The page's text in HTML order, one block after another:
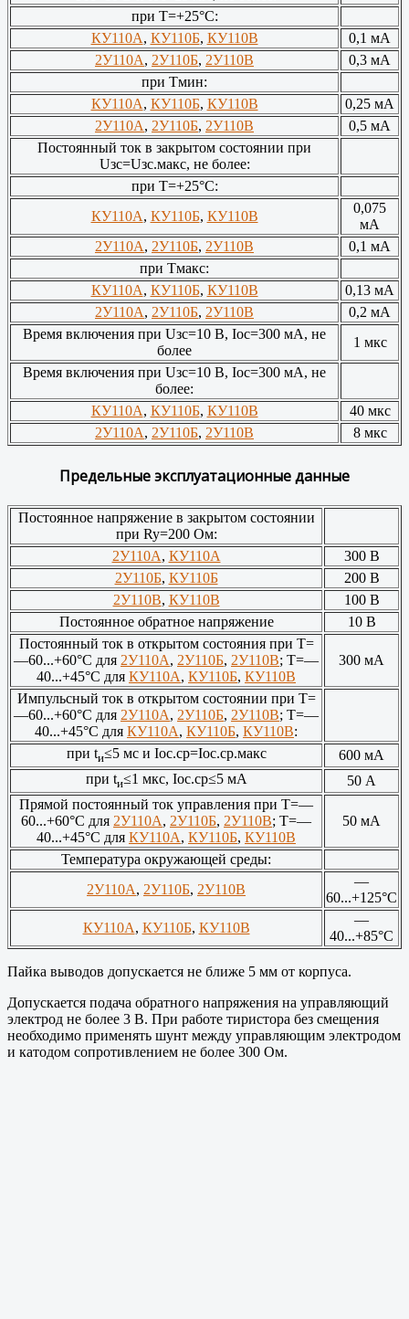
при Т=+25°С:
КУ110А, КУ110Б, КУ110В
0,1 мА
2У110А, 2У110Б, 2У110В
0,3 мА
при Тмин:
КУ110А, КУ110Б, КУ110В
0,25 мА
2У110А, 2У110Б, 2У110В
0,5 мА
Постоянный ток в закрытом состоянии при
Uзс=Uзс.макс, не более:
при Т=+25°С:
КУ110А, КУ110Б, КУ110В
0,075
мА
2У110А, 2У110Б, 2У110В
0,1 мА
при Тмакс:
КУ110А, КУ110Б, КУ110В
0,13 мА
2У110А, 2У110Б, 2У110В
0,2 мА
Время включения при Uзс=10 В, Iос=300 мА, не
более
1 мкс
Время включения при Uзс=10 В, Iос=300 мА, не
более:
КУ110А, КУ110Б, КУ110В
40 мкс
2У110А, 2У110Б, 2У110В 8 мкс
Предельные эксплуатационные данные
Постоянное напряжение в закрытом состоянии
при Ry=200 Ом:
2У110А, КУ110А
300 В
2У110Б, КУ110Б
200 В
2У110В, КУ110В
100 В
Постоянное обратное напряжение
10 В
Постоянный ток в открытом состояния при Т=
—60...+60°С для 2У110А, 2У110Б, 2У110В; Т=—
40...+45°С для КУ110А, КУ110Б, КУ110В
300 мА
Импульсный ток в открытом состоянии при Т=
—60...+60°С для 2У110А, 2У110Б, 2У110В; Т=—
40...+45°С для КУ110А, КУ110Б, КУ110В:
при tи≤5 мс и Iос.ср=Iос.ср.макс
600 мА
при tи≤1 мкс, Iос.ср≤5 мА
50 А
Прямой постоянный ток управления при Т=—
60...+60°С для 2У110А, 2У110Б, 2У110В; Т=—
40...+45°С для КУ110А, КУ110Б, КУ110В
50 мА
Температура окружающей среды:
2У110А, 2У110Б, 2У110В
—
60...+125°С
КУ110А, КУ110Б, КУ110В
—
40...+85°С
Пайка выводов допускается не ближе 5 мм от корпуса.
Допускается подача обратного напряжения на управляющий
электрод не более 3 В. При работе тиристора без смещения
необходимо применять шунт между управляющим электродом
и катодом сопротивлением не более 300 Ом.